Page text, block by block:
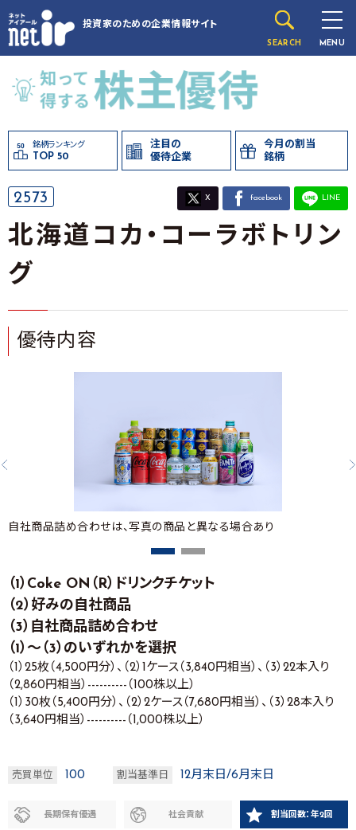
投資家のための企業情報サイト
SEARCH MENU
銘柄ランキング
TOP 50
注目の
優待企業
今月の割当
銘柄
2573 X facebook LINE
北海道コカ・コーラボトリン
グ
優待内容
自社商品詰め合わせは、写真の商品と異なる場合あり
（1）Coke ON（R）ドリンクチケット
（2）好みの自社商品
（3）自社商品詰め合わせ
（1）～（3）のいずれかを選択
（1）25枚（4,500円分）、（2）1ケース（3,840円相当）、（3）22本入り
（2,860円相当）----------（100株以上）
（1）30枚（5,400円分）、（2）2ケース（7,680円相当）、（3）28本入り
（3,640円相当）----------（1,000株以上）
売買単位 100 割当基準日 12月末日/6月末日
長期保有優遇 社会貢献 割当回数：年2回